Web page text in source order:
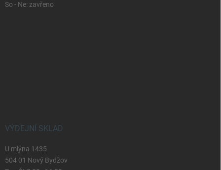
So - Ne: zavřeno
VÝDEJNÍ SKLAD
U mlýna 1435
504 01 Nový Bydžov